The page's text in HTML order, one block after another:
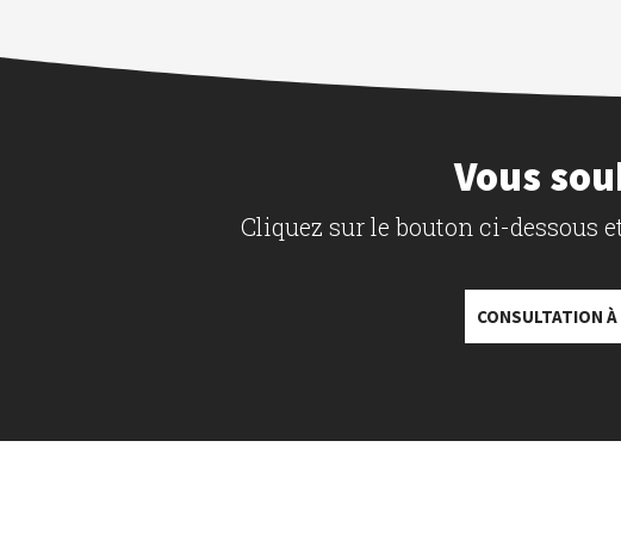
Vous
Cliquez sur le bouton ci-dessous
CONSULTATION